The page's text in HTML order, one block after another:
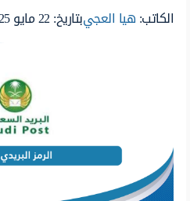
الكاتب:هيا العجيبتاريخ: 22 مايو 2025 , 17:38